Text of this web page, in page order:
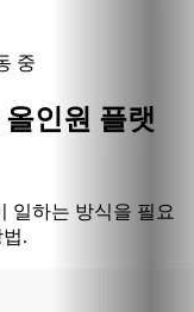
중
인원 플랫
일하는 방식을 필요
.